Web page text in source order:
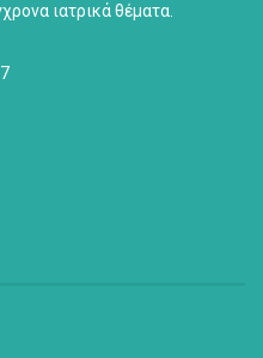
ιατρικά θέματα.